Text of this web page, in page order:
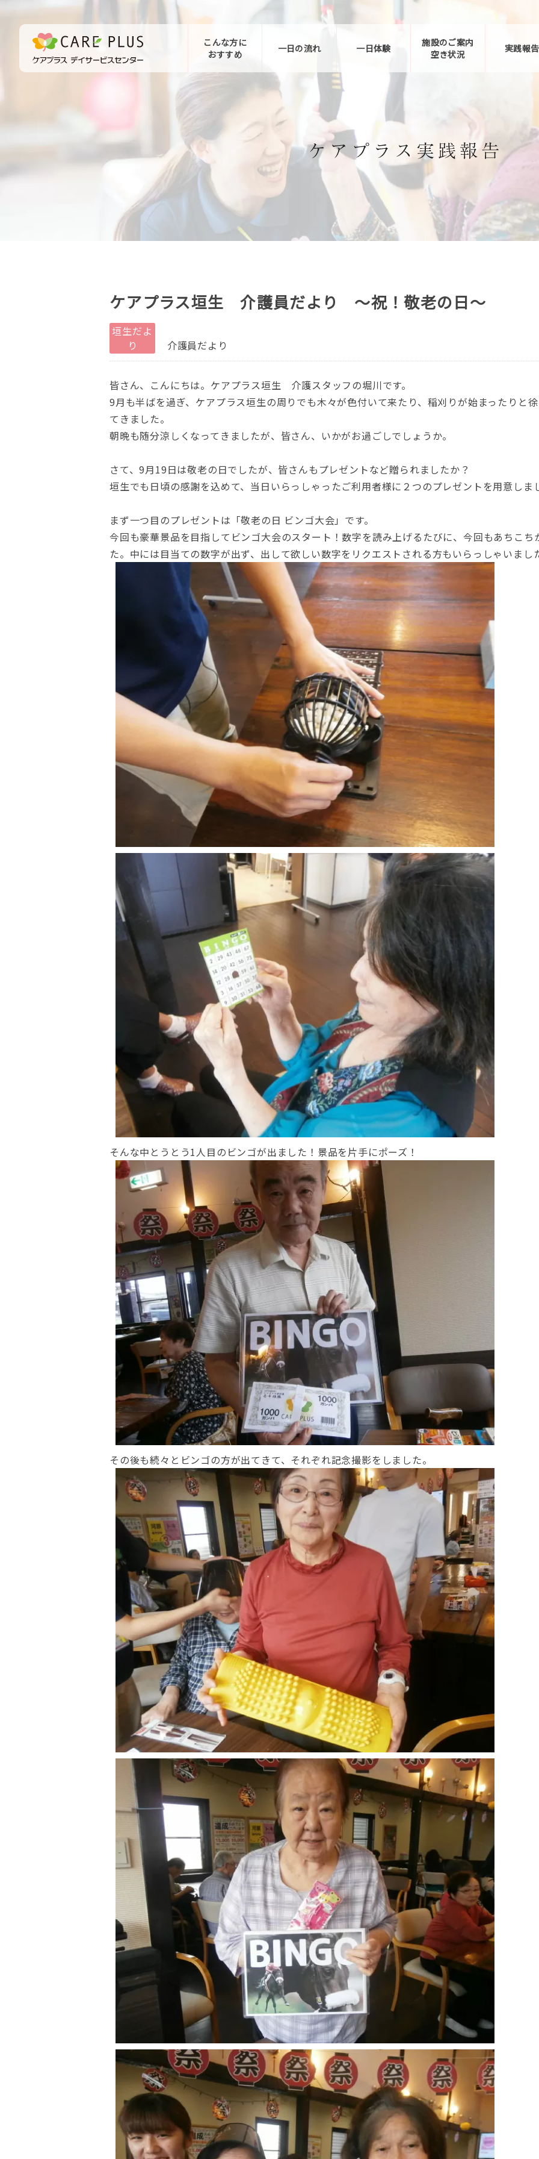
こんな方に
おすすめ
一日の流れ 一日体験
施設のご案内
空き状況
実践報告
お問い合わせ
ケアプラス垣生 介護員だより ～祝！敬老の日～
垣生だよ
り
介護員だより
皆さん、こんにちは。ケアプラス垣生 介護スタッフの堀川です。
9月も半ばを過ぎ、ケアプラス垣生の周りでも木々が色付いて来たり、稲刈りが始まったりと
てきました。
朝晩も随分涼しくなってきましたが、皆さん、いかがお過ごしでしょうか。
さて、9月19日は敬老の日でしたが、皆さんもプレゼントなど贈られましたか？
垣生でも日頃の感謝を込めて、当日いらっしゃったご利用者様に２つのプレゼントを用意しま
まず一つ目のプレゼントは「敬老の日 ビンゴ大会」です。
今回も豪華景品を目指してビンゴ大会のスタート！数字を読み上げるたびに、今回もあちこ
た。中には目当ての数字が出ず、出して欲しい数字をリクエストされる方もいらっしゃいまし
そんな中とうとう1人目のビンゴが出ました！景品を片手にポーズ！
その後も続々とビンゴの方が出てきて、それぞれ記念撮影をしました。